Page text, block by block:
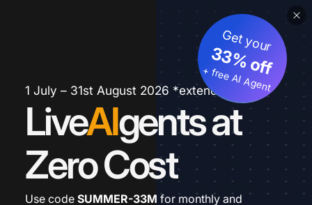
1 July – 31st August 2026 *extended
LiveAIgents at
Zero Cost
Get your
33% off
+ free AI Agent
Use code SUMMER-33M for monthly and